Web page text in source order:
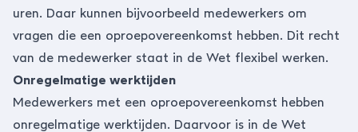
uren. Daar kunnen bijvoorbeeld medewerkers om
vragen die een oproepovereenkomst hebben. Dit recht
van de medewerker staat in de Wet flexibel werken.
Onregelmatige werktijden
Medewerkers met een oproepovereenkomst hebben
onregelmatige werktijden. Daarvoor is in de Wet